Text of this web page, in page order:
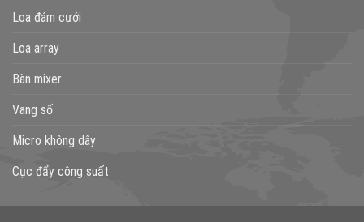
Loa đám cưới
Loa array
Bàn mixer
Vang số
Micro không dây
Cục đẩy công suất